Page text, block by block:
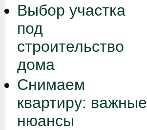
Выбор участка
под
строительство
дома
Снимаем
квартиру: важные
нюансы